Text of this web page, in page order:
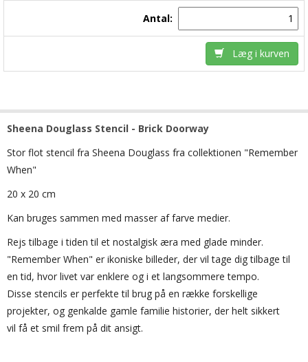
Antal:
Læg i kurven
Sheena Douglass Stencil - Brick Doorway
Stor flot stencil fra Sheena Douglass fra collektionen "Remember
When"
20 x 20 cm
Kan bruges sammen med masser af farve medier.
Rejs tilbage i tiden til et nostalgisk æra med glade minder.
"Remember When" er ikoniske billeder, der vil tage dig tilbage til
en tid, hvor livet var enklere og i et langsommere tempo.
Disse stencils er perfekte til brug på en række forskellige
projekter, og genkalde gamle familie historier, der helt sikkert
vil få et smil frem på dit ansigt.